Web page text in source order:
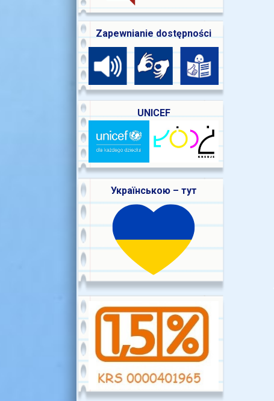
Zapewnianie dostępności
UNICEF
Українською – тут